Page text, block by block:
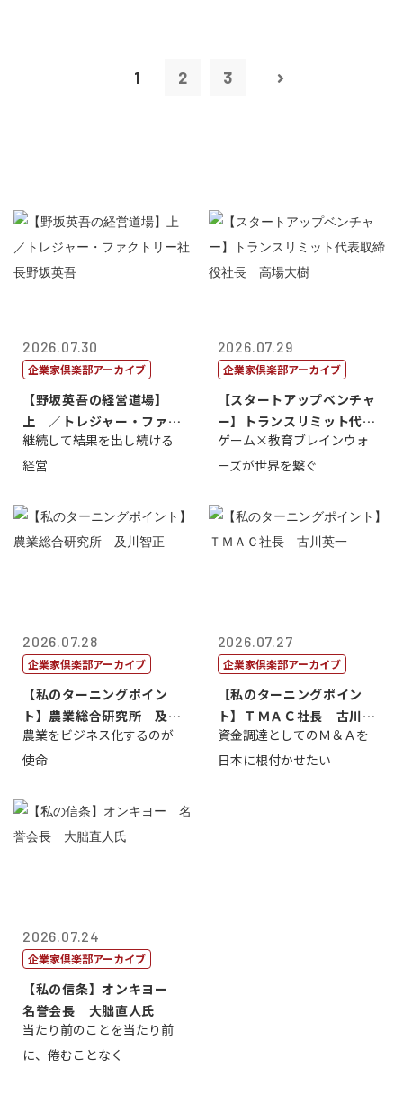
1 2 3
2026.07.30
企業家倶楽部アーカイブ
【野坂英吾の経営道場】
上 ／トレジャー・ファク
トリー社長野坂...
継続して結果を出し続ける
経営
2026.07.29
企業家倶楽部アーカイブ
【スタートアップベンチャ
ー】トランスリミット代表
取締役社長 ...
ゲーム×教育ブレインウォ
ーズが世界を繋ぐ
2026.07.28
企業家倶楽部アーカイブ
【私のターニングポイン
ト】農業総合研究所 及川
智正
農業をビジネス化するのが
使命
2026.07.27
企業家倶楽部アーカイブ
【私のターニングポイン
ト】ＴＭＡＣ社長 古川英
一
資金調達としてのＭ＆Ａを
日本に根付かせたい
2026.07.24
企業家倶楽部アーカイブ
【私の信条】オンキヨー
名誉会長 大朏直人氏
当たり前のことを当たり前
に、倦むことなく